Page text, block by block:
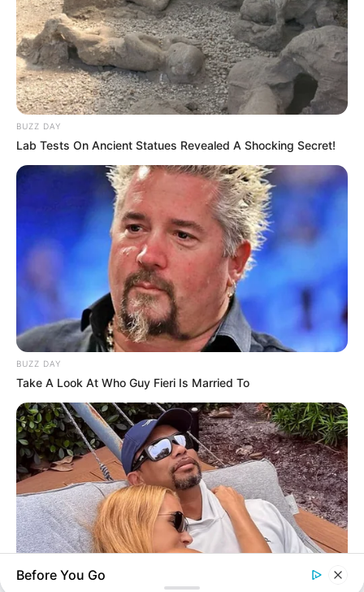
BUZZ DAY
Lab Tests On Ancient Statues Revealed A Shocking Secret!
BUZZ DAY
Take A Look At Who Guy Fieri Is Married To
Before You Go